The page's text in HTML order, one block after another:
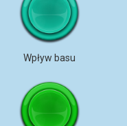
Wpływ basu